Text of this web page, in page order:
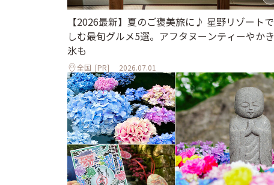
【2026最新】夏のご褒美旅に♪ 星野リゾート
しむ最旬グルメ5選。アフタヌーンティーやかき
氷も
全国 [PR] 2026.07.01